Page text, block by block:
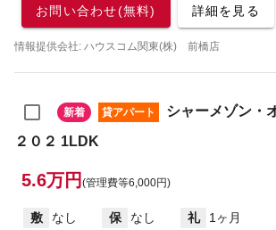
お問い合わせ(無料) 詳細を見る
情報提供会社: ハウスコム関東(株) 前橋店
新着 貸アパート
シャーメゾン・
２０２ 1LDK
5.6万円 (管理費等6,000円)
敷 なし 保 なし 礼 1ヶ月